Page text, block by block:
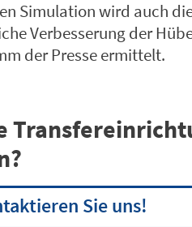
Simulation wird auch
Verbesserung der
der Presse ermittelt.
Sie uns!